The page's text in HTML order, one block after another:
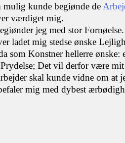
mulig kunde begiønde de
værdiget mig.
jeg med stor
ladet mig stedse ønske
som Konstner hellerre ønske:
Prydelse; Det vil derfor være
skal kunde vidne om at
mig med dybest